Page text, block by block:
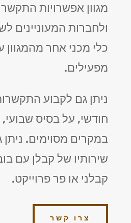
מגוון אפשרויות
ולחברות המעוניינים
כלי מכני אחר מהמגוון
מפעילים.
ניתן גם לקבוע
חודשי, על בסיס שבועי,
במקרים מסוימים.
שירותיו של קבלן עם
קבלני או פר פרוייקט.
צרו קשר